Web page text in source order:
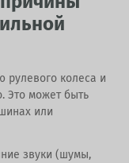
рулевого колеса и
Это может быть
или
звуки (шумы,